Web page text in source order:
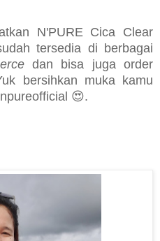
N'PURE Cica Clear
tersedia di berbagai
dan bisa juga order
bersihkan muka kamu
😍.